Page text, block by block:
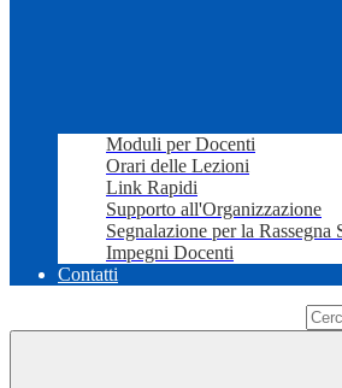
Moduli per Docenti
Orari delle Lezioni
Link Rapidi
Supporto all'Organizzazione
Segnalazione per la Rassegna
Impegni Docenti
Contatti